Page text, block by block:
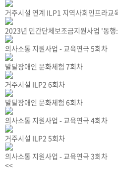
거주시설 연계 ILP1 지역사회인프라교
2023년 민간단체보조금지원사업 '동
의사소통 지원사업 - 교육연극 5회차
발달장애인 문화체험 7회차
거주시설 ILP2 6회차
발달장애인 문화체험 6회차
의사소통 지원사업 - 교육연극 4회차
거주시설 ILP2 5회차
의사소통 지원사업 - 교육연극 3회차
<<